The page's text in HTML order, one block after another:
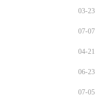
03-23
07-07
04-21
06-23
07-05